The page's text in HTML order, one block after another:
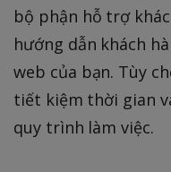
bộ phận hỗ trợ
hướng dẫn khách
web của bạn. Tùy
tiết kiệm thời gian
quy trình làm việc.